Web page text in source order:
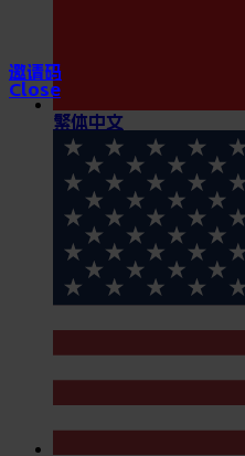
繁体中文
邀请码
Close